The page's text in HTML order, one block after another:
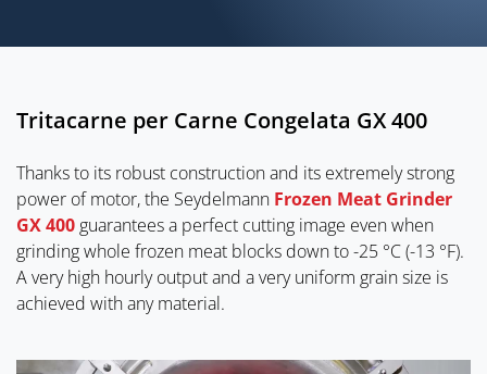
Tritacarne per Carne Congelata GX 400
Thanks to its robust construction and its extremely strong
power of motor, the Seydelmann Frozen Meat Grinder
GX 400 guarantees a perfect cutting image even when
grinding whole frozen meat blocks down to -25 °C (-13 °F).
A very high hourly output and a very uniform grain size is
achieved with any material.